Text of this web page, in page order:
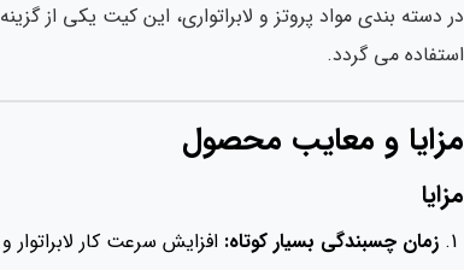
در دسته بندی مواد پروتز و لابراتواری، این کیت یکی
استفاده می گردد.
مزایا و معایب محصول
مزایا
زمان چسبندگی بسیار کوتاه: افزایش سرعت کار